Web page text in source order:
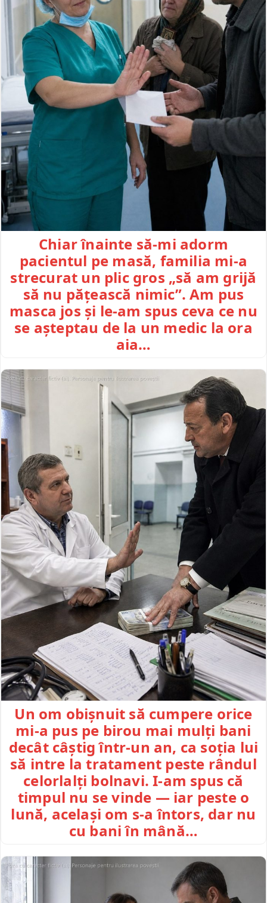
Chiar înainte să-mi adorm
pacientul pe masă, familia mi-a
strecurat un plic gros „să am grijă
să nu pățească nimic”. Am pus
masca jos și le-am spus ceva ce nu
se așteptau de la un medic la ora
aia…
Un om obișnuit să cumpere orice
mi-a pus pe birou mai mulți bani
decât câștig într-un an, ca soția lui
să intre la tratament peste rândul
celorlalți bolnavi. I-am spus că
timpul nu se vinde — iar peste o
lună, același om s-a întors, dar nu
cu bani în mână…